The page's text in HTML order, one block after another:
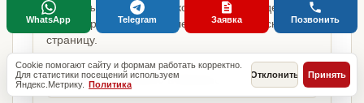
Если объект работает в конкретном городе,
можно сразу открыть релевантную городскую
страницу.
Розничный бизнес в Москве
Cookie помогают сайту и формам работать корректно.
Для статистики посещений используем
Яндекс.Метрику. Политика
Отклонить Принять
WhatsApp Telegram Заявка Позвонить